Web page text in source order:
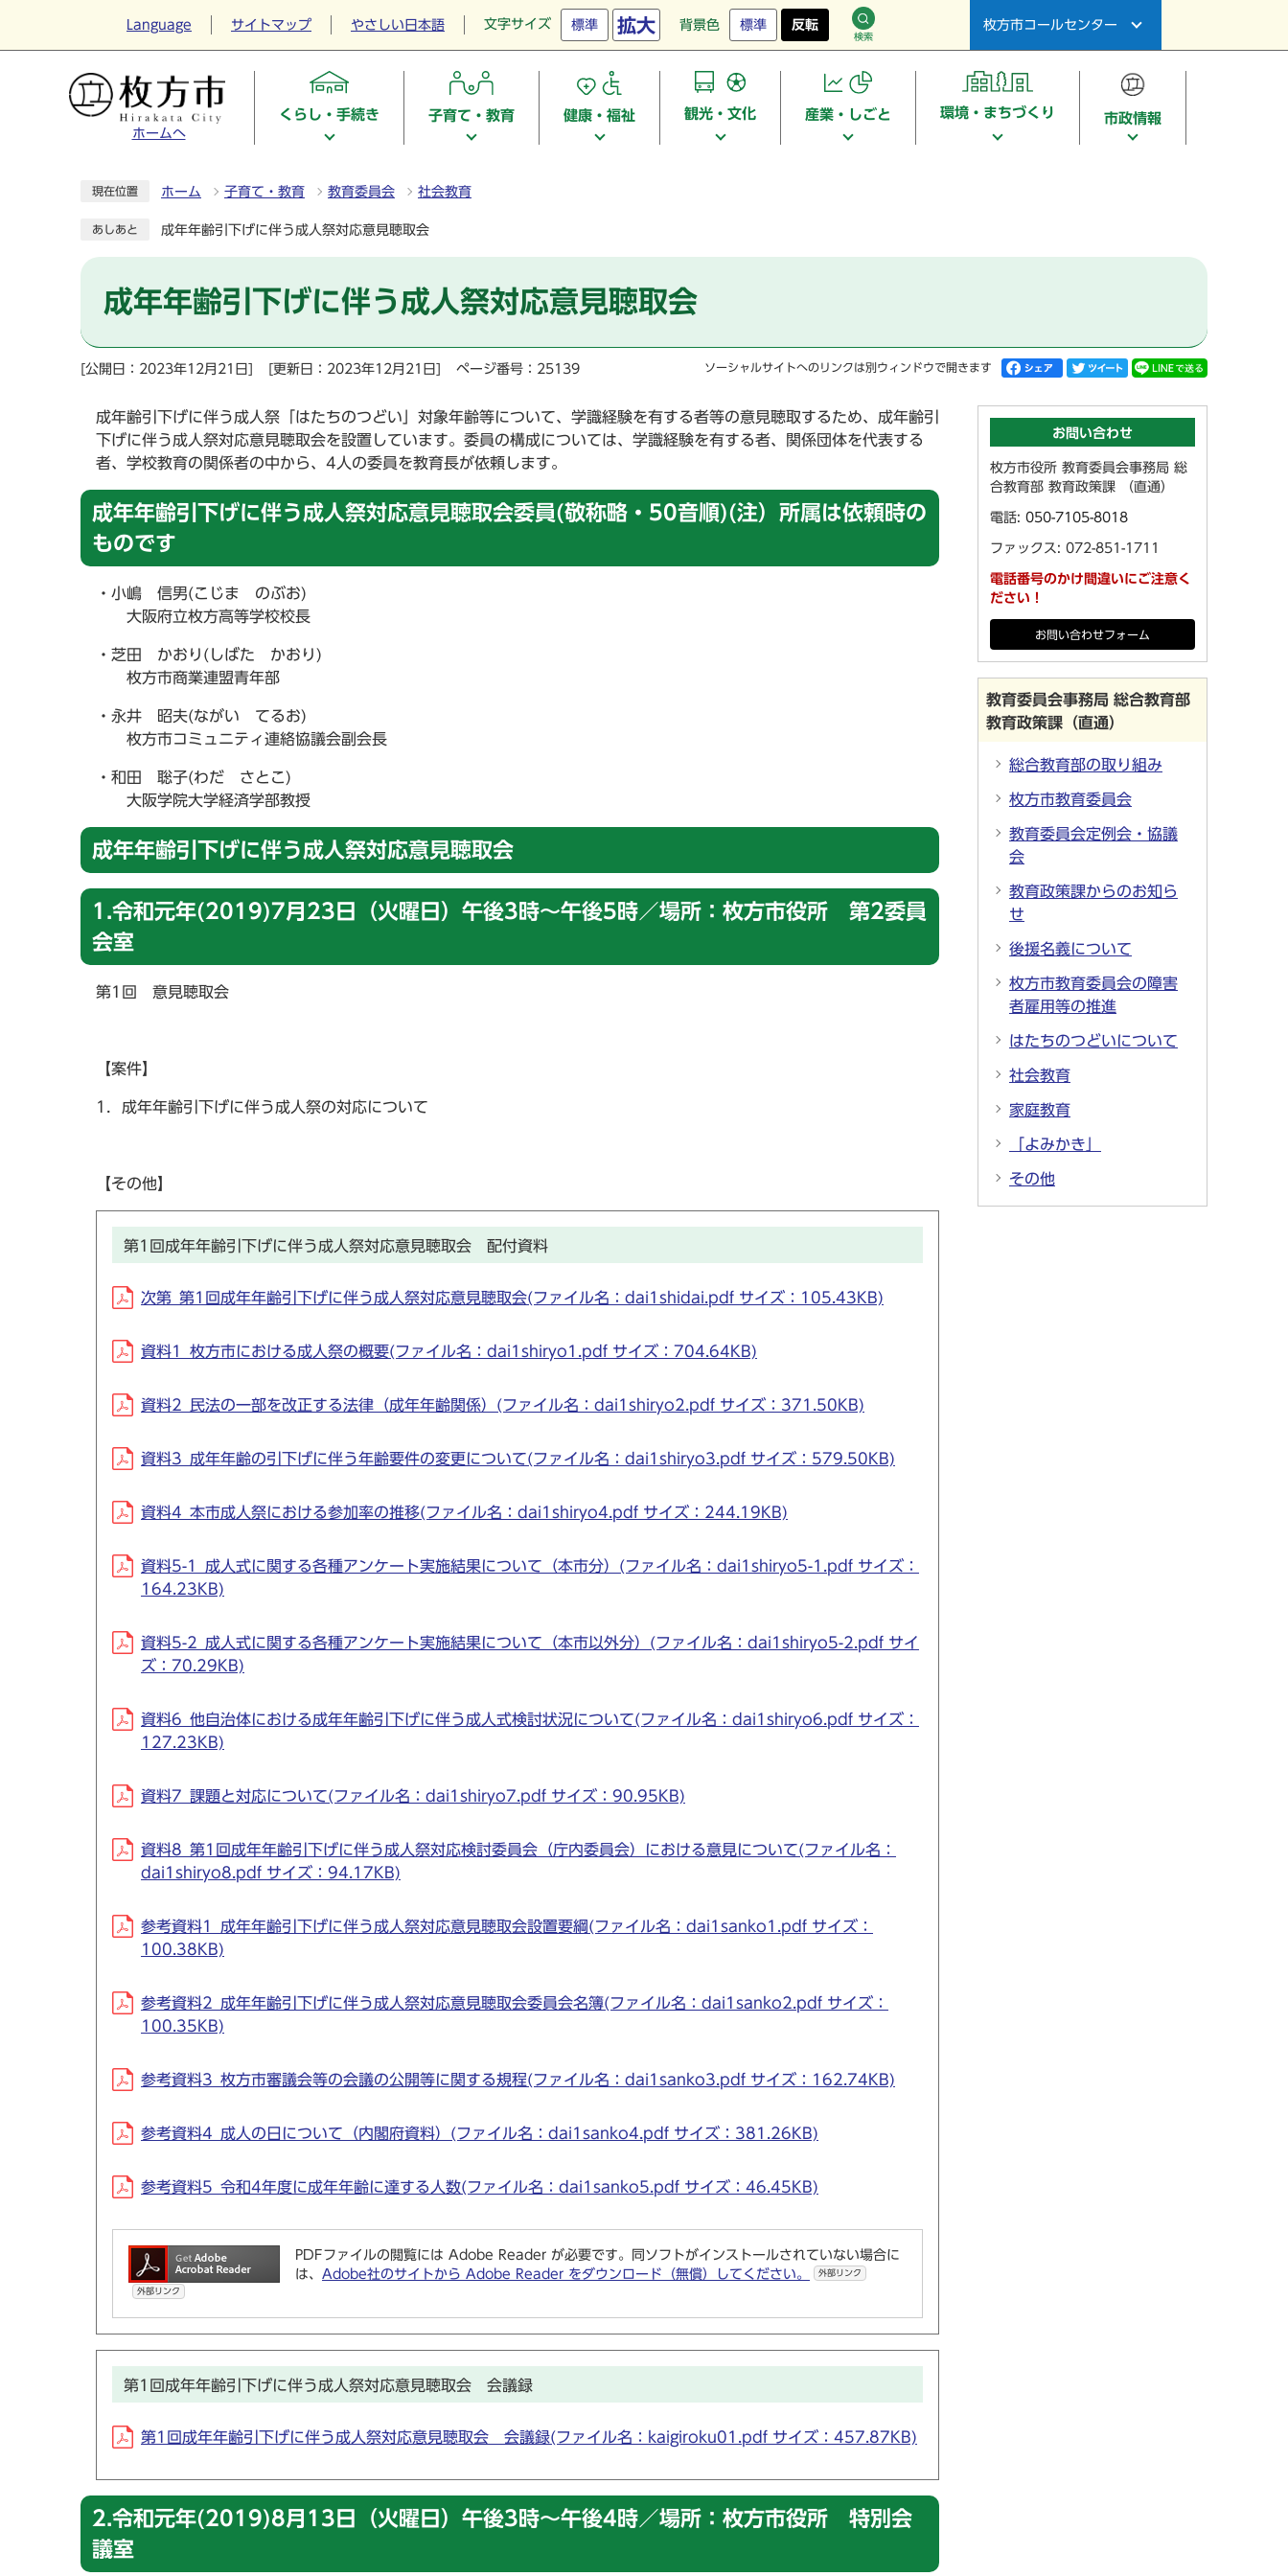
Language サイトマップ やさしい日本語 文字サイズ 標準 拡大 背景色 標準 反転
検索
枚方市コールセンター
ホームへ
くらし・手続き 子育て・教育 健康・福祉 観光・文化 産業・しごと 環境・まちづくり 市政情報
現在位置 ホーム 子育て・教育 教育委員会 社会教育
あしあと 成年年齢引下げに伴う成人祭対応意見聴取会
成年年齢引下げに伴う成人祭対応意見聴取会
[公開日：2023年12月21日] [更新日：2023年12月21日] ページ番号：25139 ソーシャルサイトへのリンクは別ウィンドウで開きます
成年齢引下げに伴う成人祭「はたちのつどい」対象年齢等について、学識経験を有する者等の意見聴取するため、成年齢引
下げに伴う成人祭対応意見聴取会を設置しています。委員の構成については、学識経験を有する者、関係団体を代表する
者、学校教育の関係者の中から、4人の委員を教育長が依頼します。
成年年齢引下げに伴う成人祭対応意見聴取会委員(敬称略・50音順)(注）所属は依頼時の
ものです
・小嶋 信男(こじま のぶお)
大阪府立枚方高等学校校長
・芝田 かおり(しばた かおり)
枚方市商業連盟青年部
・永井 昭夫(ながい てるお)
枚方市コミュニティ連絡協議会副会長
・和田 聡子(わだ さとこ)
大阪学院大学経済学部教授
成年年齢引下げに伴う成人祭対応意見聴取会
1.令和元年(2019)7月23日（火曜日）午後3時～午後5時／場所：枚方市役所 第2委員
会室
第1回 意見聴取会
【案件】
1．成年年齢引下げに伴う成人祭の対応について
【その他】
第1回成年年齢引下げに伴う成人祭対応意見聴取会 配付資料
次第_第1回成年年齢引下げに伴う成人祭対応意見聴取会(ファイル名：dai1shidai.pdf サイズ：105.43KB)
資料1_枚方市における成人祭の概要(ファイル名：dai1shiryo1.pdf サイズ：704.64KB)
資料2_民法の一部を改正する法律（成年年齢関係）(ファイル名：dai1shiryo2.pdf サイズ：371.50KB)
資料3_成年年齢の引下げに伴う年齢要件の変更について(ファイル名：dai1shiryo3.pdf サイズ：579.50KB)
資料4_本市成人祭における参加率の推移(ファイル名：dai1shiryo4.pdf サイズ：244.19KB)
資料5-1_成人式に関する各種アンケート実施結果について（本市分）(ファイル名：dai1shiryo5-1.pdf サイズ：
164.23KB)
資料5-2_成人式に関する各種アンケート実施結果について（本市以外分）(ファイル名：dai1shiryo5-2.pdf サイ
ズ：70.29KB)
資料6_他自治体における成年年齢引下げに伴う成人式検討状況について(ファイル名：dai1shiryo6.pdf サイズ：
127.23KB)
資料7_課題と対応について(ファイル名：dai1shiryo7.pdf サイズ：90.95KB)
資料8_第1回成年年齢引下げに伴う成人祭対応検討委員会（庁内委員会）における意見について(ファイル名：
dai1shiryo8.pdf サイズ：94.17KB)
参考資料1_成年年齢引下げに伴う成人祭対応意見聴取会設置要綱(ファイル名：dai1sanko1.pdf サイズ：
100.38KB)
参考資料2_成年年齢引下げに伴う成人祭対応意見聴取会委員会名簿(ファイル名：dai1sanko2.pdf サイズ：
100.35KB)
参考資料3_枚方市審議会等の会議の公開等に関する規程(ファイル名：dai1sanko3.pdf サイズ：162.74KB)
参考資料4_成人の日について（内閣府資料）(ファイル名：dai1sanko4.pdf サイズ：381.26KB)
参考資料5_令和4年度に成年年齢に達する人数(ファイル名：dai1sanko5.pdf サイズ：46.45KB)
外部リンク
PDFファイルの閲覧には Adobe Reader が必要です。同ソフトがインストールされていない場合に
は、 Adobe社のサイトから Adobe Reader をダウンロード（無償）してください。 外部リンク
第1回成年年齢引下げに伴う成人祭対応意見聴取会 会議録
第1回成年年齢引下げに伴う成人祭対応意見聴取会 会議録(ファイル名：kaigiroku01.pdf サイズ：457.87KB)
2.令和元年(2019)8月13日（火曜日）午後3時～午後4時／場所：枚方市役所 特別会
議室
お問い合わせ
枚方市役所 教育委員会事務局 総
合教育部 教育政策課 （直通）
電話: 050-7105-8018
ファックス: 072-851-1711
電話番号のかけ間違いにご注意く
ださい！
お問い合わせフォーム
教育委員会事務局 総合教育部
教育政策課（直通）
総合教育部の取り組み
枚方市教育委員会
教育委員会定例会・協議
会
教育政策課からのお知ら
せ
後援名義について
枚方市教育委員会の障害
者雇用等の推進
はたちのつどいについて
社会教育
家庭教育
「よみかき」
その他